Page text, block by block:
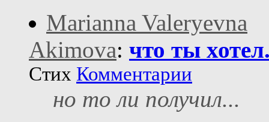
Marianna Valeryevna
Akimova: что ты
Стих Комментарии
но то ли получил...